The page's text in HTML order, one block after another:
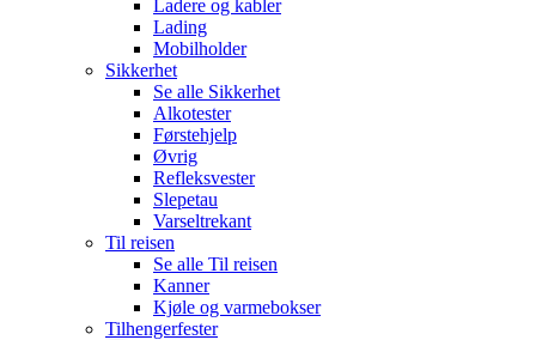
Ladere og kabler
Lading
Mobilholder
Sikkerhet
Se alle Sikkerhet
Alkotester
Førstehjelp
Øvrig
Refleksvester
Slepetau
Varseltrekant
Til reisen
Se alle Til reisen
Kanner
Kjøle og varmebokser
Tilhengerfester